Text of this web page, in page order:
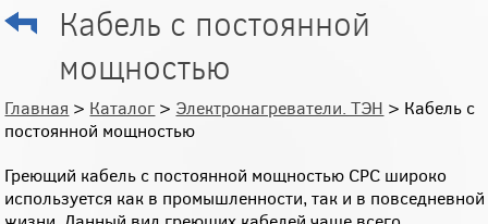
Кабель с постоянной
мощностью
Главная > Каталог > Электронагреватели. ТЭН > Кабель с
постоянной мощностью
Греющий кабель с постоянной мощностью СРС широко
используется как в промышленности, так и в повседневной